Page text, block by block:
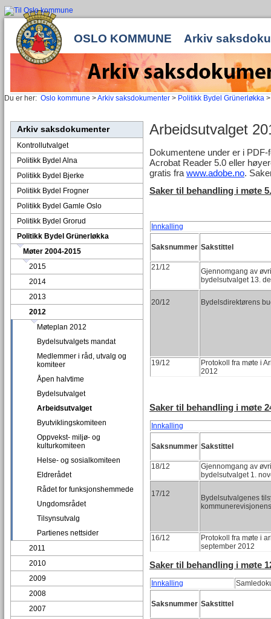
OSLO KOMMUNE Arkiv
Du er her: Oslo kommune >Arkiv saksdokumenter > Politikk Bydel Grünerløkka
Arkiv saksdokumenter
Kontrollutvalget
Politikk Bydel Alna
Politikk Bydel Bjerke
Politikk Bydel Frogner
Politikk Bydel Gamle Oslo
Politikk Bydel Grorud
Politikk Bydel Grünerløkka
Møter 2004-2015
2015
2014
2013
2012
Møteplan 2012
Bydelsutvalgets mandat
Medlemmer i råd, utvalg og
komiteer
Åpen halvtime
Bydelsutvalget
Arbeidsutvalget
Byutviklingskomiteen
Oppvekst- miljø- og
kulturkomiteen
Helse- og sosialkomiteen
Eldrerådet
Rådet for funksjonshemmede
Ungdomsrådet
Tilsynsutvalg
Partienes nettsider
2011
2010
2009
2008
2007
Arbeidsutvalget
Dokumentene under er i
Acrobat Reader 5.0 eller
gratis fra www.adobe.no.
Saker til behandling i møte
Innkalling
Saksnummer Sakstittel
21/12
Gjennomgang av
bydelsutvalget 13.
20/12 Bydelsdirektørens
19/12
Protokoll fra møte i
2012
Saker til behandling i møte
Innkalling
Saksnummer Sakstittel
18/12
Gjennomgang av
bydelsutvalget 1.
17/12
Bydelsutvalgenes
16/12
Protokoll fra møte i
september 2012
Saker til behandling i møte
Innkalling
Saksnummer Sakstittel